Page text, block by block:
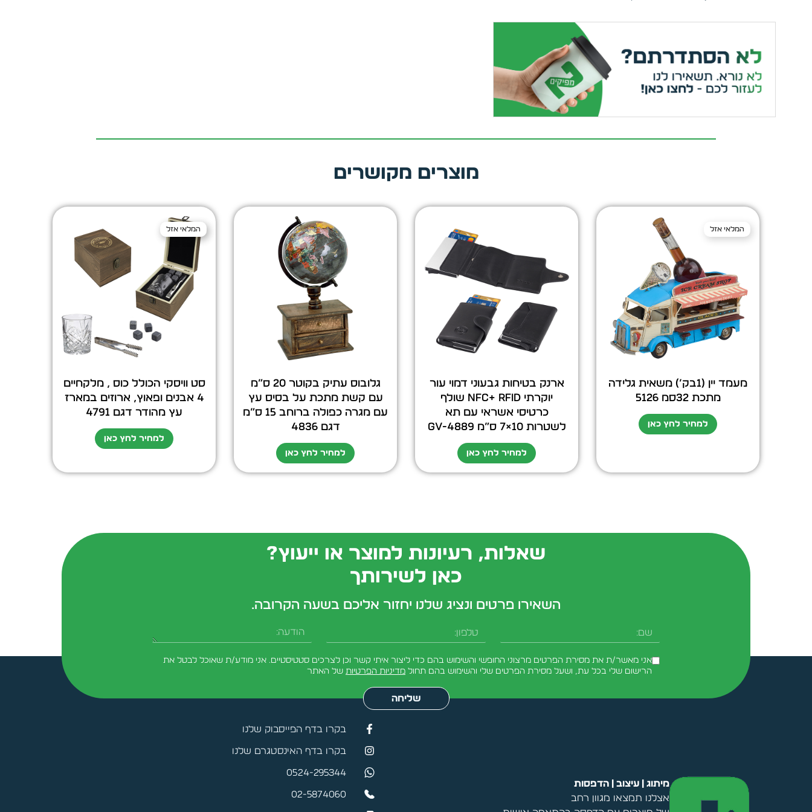
מוצרים מקושרים
המלאי אזל
מעמד יין (1בק’) משאית גלידה
מתכת 32סמ 5126
למחיר לחץ כאן
ארנק בטיחות גבעוני דמוי עור
יוקרתי NFC+ RFID שולף
כרטיסי אשראי עם תא
לשטרות 10×7 ס”מ GV-4889
למחיר לחץ כאן
גלובוס עתיק בקוטר 20 ס”מ
עם קשת מתכת על בסיס עץ
עם מגרה כפולה ברוחב 15 ס”מ
דגם 4836
למחיר לחץ כאן
המלאי אזל
המלאי אזל
סט וויסקי הכולל כוס , מלקחיים
4 אבנים ופאוץ, ארוזים במארז
עץ מהודר דגם 4791
למחיר לחץ כאן
שאלות, רעיונות למוצר או ייעוץ?
כאן לשירותך
השאירו פרטים ונציג שלנו יחזור אליכם בשעה הקרובה.
שם טלפון הודעה
אני מאשר/ת את מסירת הפרטים מרצוני החופשי והשימוש בהם כדי ליצור איתי קשר וכן לצרכים סטטיסטיים. אני מודע/ת שאוכל לבטל את
הרישום שלי בכל עת, ושעל מסירת הפרטים שלי והשימוש בהם תחול מדיניות הפרטיות של האתר
שליחה
מיתוג | עיצוב | הדפסות
אצלנו תמצאו מגוון רחב
בקרו בדף הפייסבוק שלנו
בקרו בדף האינסטגרם שלנו
0524-295344
02-5874060